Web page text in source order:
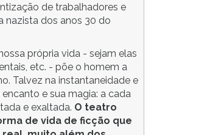
de trabalhadores e
nazista dos anos 30 do
própria vida - sejam elas
etc. - põe o homem a
Talvez na instantaneidade e
e sua magia: a cada
e exaltada. O teatro
de vida de ficção que